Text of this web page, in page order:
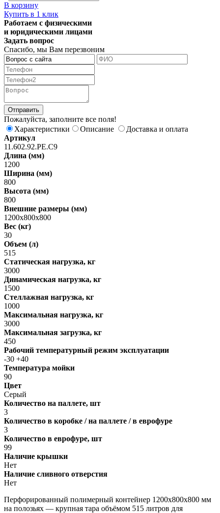
В корзину
Купить в 1 клик
Работаем с физическими
и юридическими лицами
Задать вопрос
Спасибо, мы Вам перезвоним
Пожалуйста, заполните все поля!
Характеристики
Описание
Доставка и оплата
Артикул
11.602.92.РЕ.С9
Длина (мм)
1200
Ширина (мм)
800
Высота (мм)
800
Внешние размеры (мм)
1200х800х800
Вес (кг)
30
Объем (л)
515
Статическая нагрузка, кг
3000
Динамическая нагрузка, кг
1500
Стеллажная нагрузка, кг
1000
Максимальная нагрузка, кг
3000
Максимальная загрузка, кг
450
Рабочий температурный режим эксплуатации
-30 +40
Температура мойки
90
Цвет
Серый
Количество на паллете, шт
3
Количество в коробке / на паллете / в еврофуре
3
Количество в еврофуре, шт
99
Наличие крышки
Нет
Наличие сливного отверстия
Нет
Перфорированный полимерный контейнер 1200х800х800 мм
на полозьях — крупная тара объёмом 515 литров для